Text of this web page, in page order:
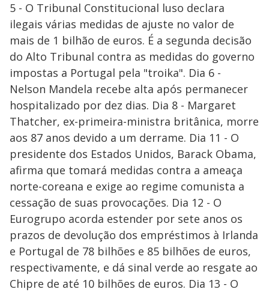
5 - O Tribunal Constitucional luso declara
ilegais várias medidas de ajuste no valor de
mais de 1 bilhão de euros. É a segunda decisão
do Alto Tribunal contra as medidas do governo
impostas a Portugal pela "troika". Dia 6 -
Nelson Mandela recebe alta após permanecer
hospitalizado por dez dias. Dia 8 - Margaret
Thatcher, ex-primeira-ministra britânica, morre
aos 87 anos devido a um derrame. Dia 11 - O
presidente dos Estados Unidos, Barack Obama,
afirma que tomará medidas contra a ameaça
norte-coreana e exige ao regime comunista a
cessação de suas provocações. Dia 12 - O
Eurogrupo acorda estender por sete anos os
prazos de devolução dos empréstimos à Irlanda
e Portugal de 78 bilhões e 85 bilhões de euros,
respectivamente, e dá sinal verde ao resgate ao
Chipre de até 10 bilhões de euros. Dia 13 - O